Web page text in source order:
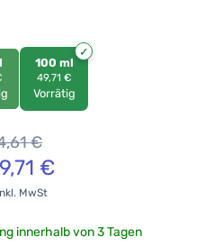
100 ml
49,71 €
Vorrätig
€
€
MwSt
innerhalb von 3 Tagen